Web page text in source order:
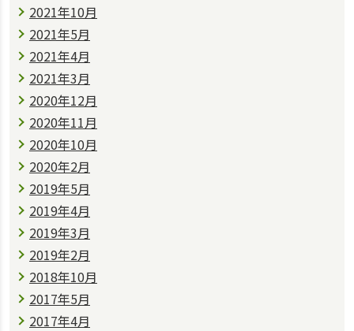
2021年10月
2021年5月
2021年4月
2021年3月
2020年12月
2020年11月
2020年10月
2020年2月
2019年5月
2019年4月
2019年3月
2019年2月
2018年10月
2017年5月
2017年4月